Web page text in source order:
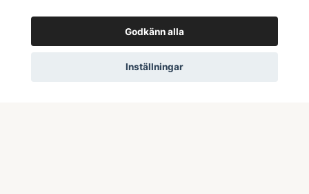
Godkänn alla
Inställningar